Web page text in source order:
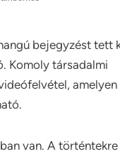
bejegyzést tett
Komoly társadalmi
amelyen
van. A történtekre